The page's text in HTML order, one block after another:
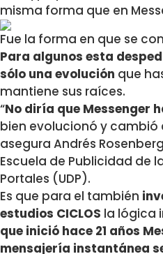
misma forma que en
Fue la forma en que se
Para algunos esta
sólo una evolución que
mantiene sus raíces.
“No diría que Messenger
bien evolucionó y cambió
asegura Andrés
Escuela de Publicidad de
Portales (UDP).
Es que para el también
estudios CICLOS la lógica
que inició hace 21 años
mensajería instantánea